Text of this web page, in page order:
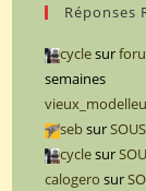
Réponses
cyclesur
semaines
sebsur
cyclesur
calogero sur